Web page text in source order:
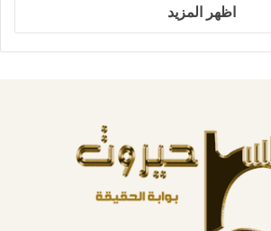
اظهر المزيد